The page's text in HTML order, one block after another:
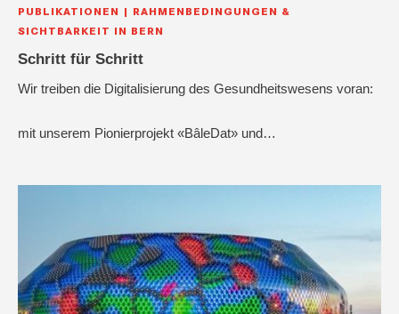
PUBLIKATIONEN
RAHMENBEDINGUNGEN &
SICHTBARKEIT IN BERN
Schritt für Schritt
Wir treiben die Digitalisierung des Gesundheitswesens voran:
mit unserem Pionierprojekt «BâleDat» und…